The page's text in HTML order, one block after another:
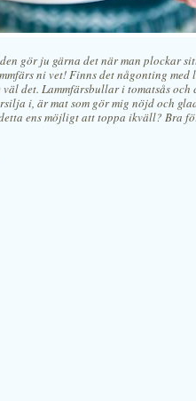
gör ju gärna det när man plockar
ni vet! Finns det någonting med
det. Lammfärsbullar i tomatsås och
i, är mat som gör mig nöjd och
ens möjligt att toppa ikväll? Bra